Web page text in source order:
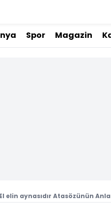
Spor Magazin
El elin aynasıdır Atasözünün